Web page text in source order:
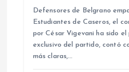
Defensores de Belgrano
Estudiantes de Caseros, el
por César Vigevani ha sido
exclusivo del partido, contó
más claras,…